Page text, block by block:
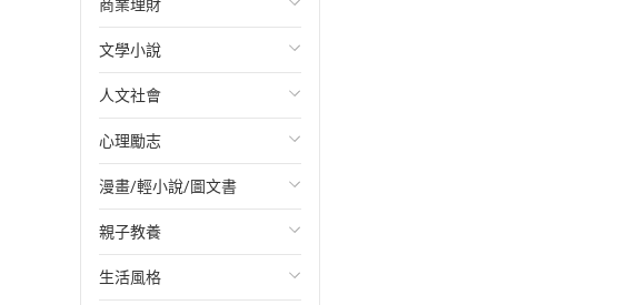
商業理財
投資理財
經濟/趨勢
財務/金融
管理/領導
職場工作術
成功法
文學小說
歐美文學
日本文學
韓國文學
華文文學
經典文學
人文社會
國際關係
政治
社會科學
台灣/中國歷史
心理勵志
心靈成長/情緒
人際關係
兩性關係
漫畫/輕小說/圖文書
輕小說
奇幻/科幻
親子教養
教育現場
生活風格